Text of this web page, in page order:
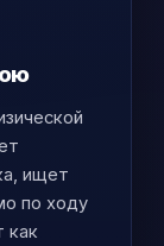
ищет
по ходу
как